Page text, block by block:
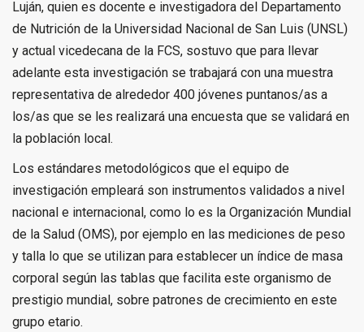
Luján, quien es docente e investigadora del Departamento
de Nutrición de la Universidad Nacional de San Luis (UNSL)
y actual vicedecana de la FCS, sostuvo que para llevar
adelante esta investigación se trabajará con una muestra
representativa de alrededor 400 jóvenes puntanos/as a
los/as que se les realizará una encuesta que se validará en
la población local.
Los estándares metodológicos que el equipo de
investigación empleará son instrumentos validados a nivel
nacional e internacional, como lo es la Organización Mundial
de la Salud (OMS), por ejemplo en las mediciones de peso
y talla lo que se utilizan para establecer un índice de masa
corporal según las tablas que facilita este organismo de
prestigio mundial, sobre patrones de crecimiento en este
grupo etario.